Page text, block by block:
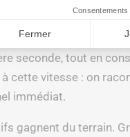
Fermer
de transmettre un
seconde, tout en
cette vitesse : on
immédiat.
gagnent du terrain.